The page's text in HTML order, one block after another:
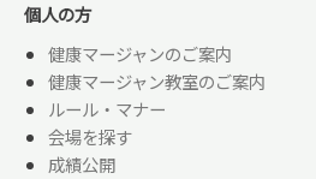
個人の方
健康マージャンのご案内
健康マージャン教室のご案内
ルール・マナー
会場を探す
成績公開